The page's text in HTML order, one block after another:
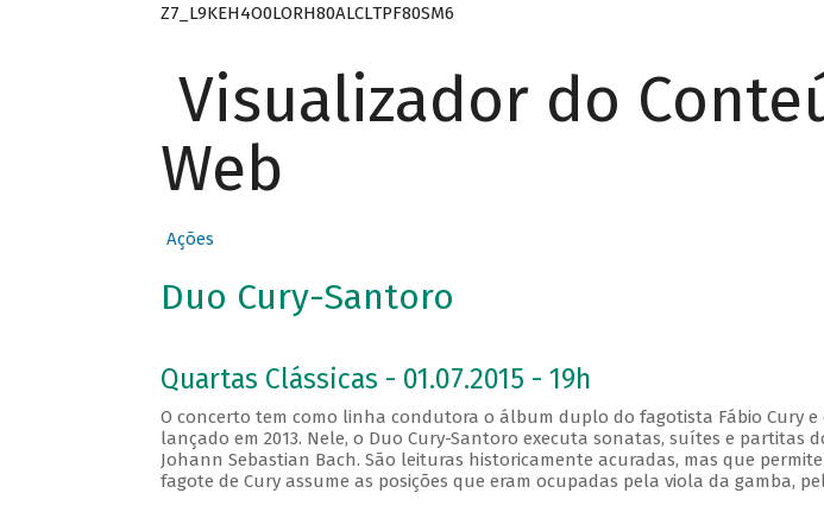
Z7_L9KEH4O0LORH80ALCLTPF80SM6
Visualizador do
Web
Ações
Duo Cury-Santoro
Quartas Clássicas - 01.07.2015 - 19h
O concerto tem como linha condutora o álbum duplo do fagotista Fábio Cury e
lançado em 2013. Nele, o Duo Cury-Santoro executa sonatas, suítes e partitas
Johann Sebastian Bach. São leituras historicamente acuradas, mas que
fagote de Cury assume as posições que eram ocupadas pela viola da gamba,